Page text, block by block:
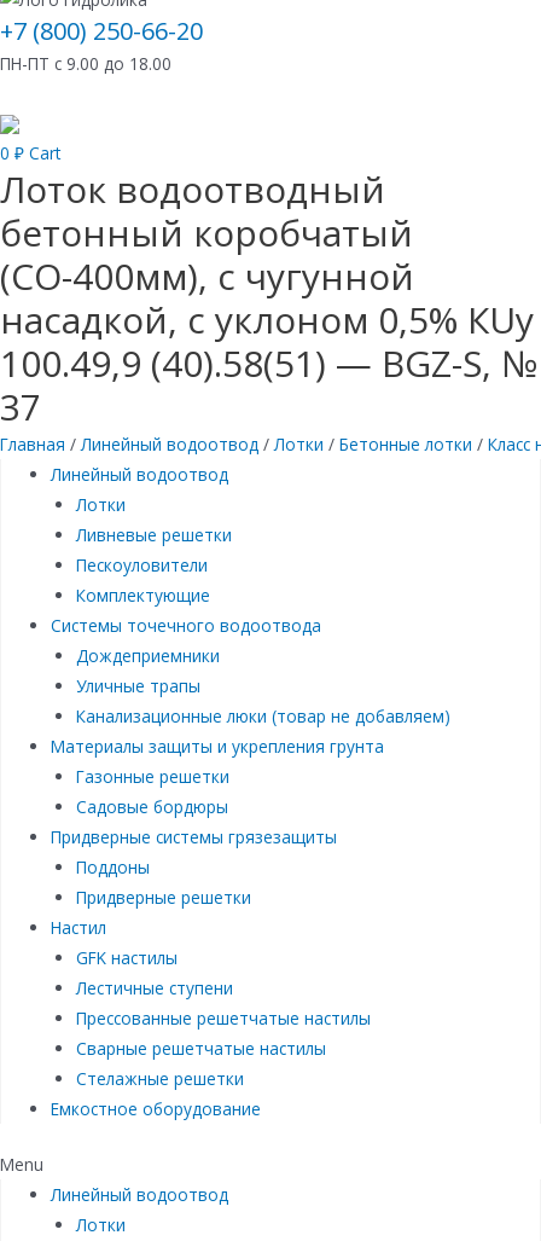
+7 (800) 250-66-20
ПН-ПТ с 9.00 до 18.00
0 ₽ Cart
Лоток водоотводный
бетонный коробчатый
(СО-400мм), с чугунной
насадкой, с уклоном 0,5% КUу
100.49,9 (40).58(51) — BGZ-S, №
37
Главная /Линейный водоотвод /Лотки / Бетонные лотки / Класс
Линейный водоотвод
Лотки
Ливневые решетки
Пескоуловители
Комплектующие
Системы точечного водоотвода
Дождеприемники
Уличные трапы
Канализационные люки (товар не добавляем)
Материалы защиты и укрепления грунта
Газонные решетки
Садовые бордюры
Придверные системы грязезащиты
Поддоны
Придверные решетки
Настил
GFK настилы
Лестичные ступени
Прессованные решетчатые настилы
Сварные решетчатые настилы
Стелажные решетки
Емкостное оборудование
Menu
Линейный водоотвод
Лотки